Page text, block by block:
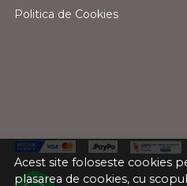
Acest site foloseste cookies
plasarea de cookies, cu
Politica de Cookies